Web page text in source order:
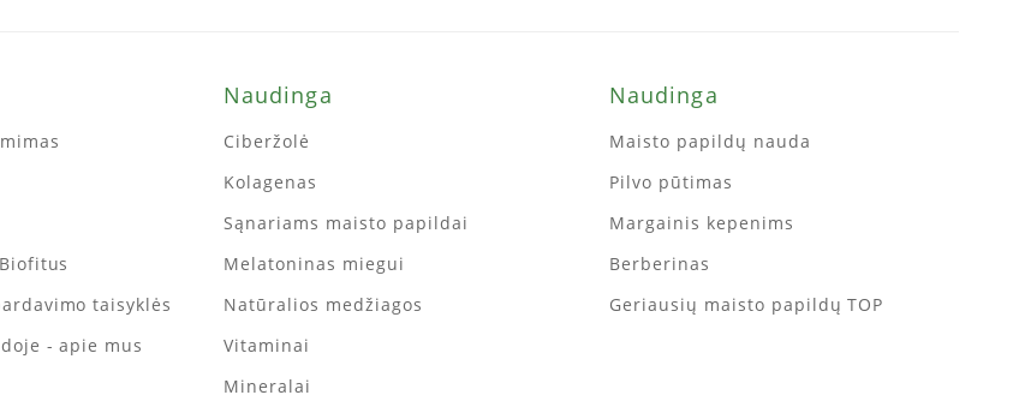
taisyklės
- apie mus
Naudinga
Ciberžolė
Kolagenas
Sąnariams maisto papildai
Melatoninas miegui
Natūralios medžiagos
Vitaminai
Mineralai
Naudinga
Maisto papildų nauda
Pilvo pūtimas
Margainis kepenims
Berberinas
Geriausių maisto papildų TOP